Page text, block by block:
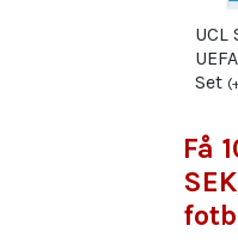
Set (
Få